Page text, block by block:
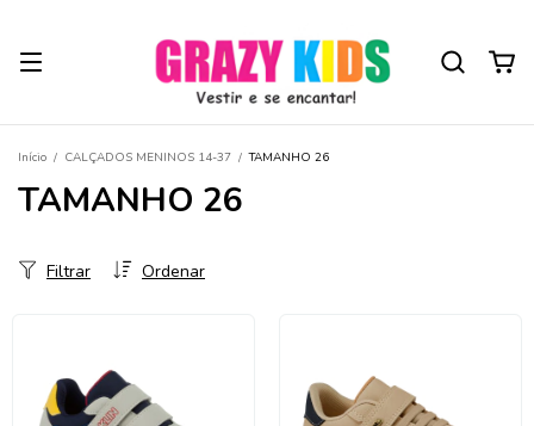
Início / CALÇADOS MENINOS 14-37 / TAMANHO 26
TAMANHO 26
Ordenar
Filtrar